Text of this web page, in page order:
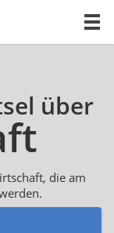
über
die am